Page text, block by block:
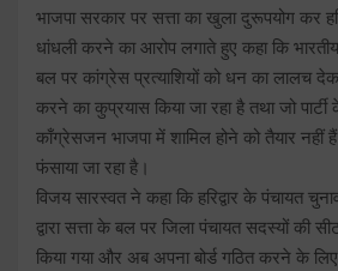
भाजपा सरकार पर सत्ता का खुला दुरूपयोग कर
धांधली करने का आरोप लगाते हुए कहा कि भारतीय
बल पर कांग्रेस प्रत्याशियों को धन का लालच
करने का कुप्रयास किया जा रहा है तथा जो पार्टी
काँग्रेसजन भाजपा में शामिल होने को तैयार नहीं
फंसाया जा रहा है।
विजय सारस्वत ने कहा कि हरिद्वार के पंचायत
द्वारा सत्ता के बल पर जिला पंचायत सदस्यों की
किया गया और अब अपना बोर्ड गठित करने के